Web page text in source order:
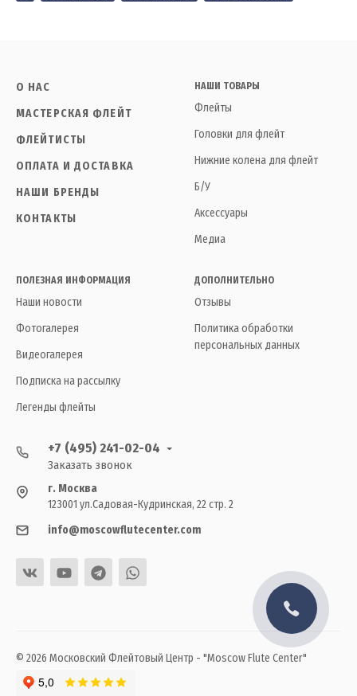
О НАС
МАСТЕРСКАЯ ФЛЕЙТ
ФЛЕЙТИСТЫ
ОПЛАТА И ДОСТАВКА
НАШИ БРЕНДЫ
КОНТАКТЫ
НАШИ ТОВАРЫ
Флейты
Головки для флейт
Нижние колена для флейт
Б/У
Аксессуары
Медиа
ПОЛЕЗНАЯ ИНФОРМАЦИЯ
Наши новости
Фотогалерея
Видеогалерея
Подписка на рассылку
Легенды флейты
ДОПОЛНИТЕЛЬНО
Отзывы
Политика обработки
персональных данных
+7 (495) 241-02-04
Заказать звонок
г. Москва
123001 ул.Садовая-Кудринская, 22 стр. 2
info@moscowflutecenter.com
© 2026 Московский Флейтовый Центр - "Moscow Flute Center"